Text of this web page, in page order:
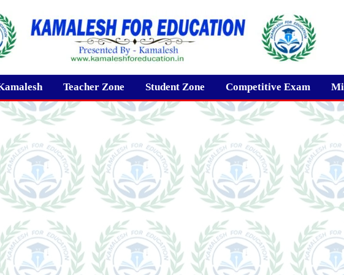
Teacher Zone Student Zone Competitive Exam